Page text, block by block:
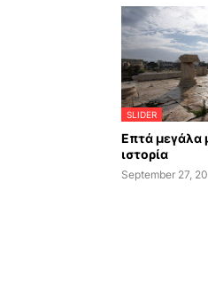
SLIDER
Επτά μεγάλα
ιστορία
September 27,